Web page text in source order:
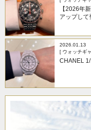
【2026年
アップして
2026.01.13
[ ウォッチギ
CHANEL 1/